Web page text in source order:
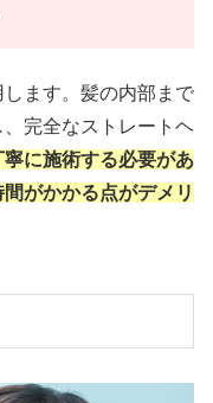
ます。髪の内部まで
完全なストレートヘ
に施術する必要があ
がかかる点がデメリ